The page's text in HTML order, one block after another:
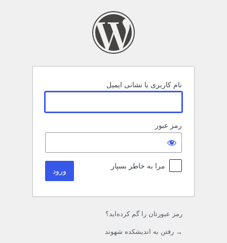
نام کاربری یا نشانی ایمیل
رمز عبور
مرا به خاطر بسپار
رمز عبورتان را گم کرده‌اید؟
→ رفتن به اندیشکده شهوند